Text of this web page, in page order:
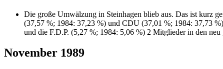
Die große Umwälzung in Steinhagen blieb aus. Das ist kurz
(37,57 %; 1984: 37,23 %) und CDU (37,01 %; 1984: 37,73
und die F.D.P. (5,27 %; 1984: 5,06 %) 2 Mitglieder in den neu
November 1989